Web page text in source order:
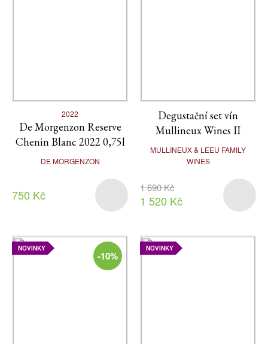
2022
De Morgenzon Reserve
Chenin Blanc 2022 0,75l
DE MORGENZON
750 Kč
Degustační set vín
Mullineux Wines II
MULLINEUX & LEEU FAMILY
WINES
1 690 Kč
1 520 Kč
NOVINKY
-10%
NOVINKY